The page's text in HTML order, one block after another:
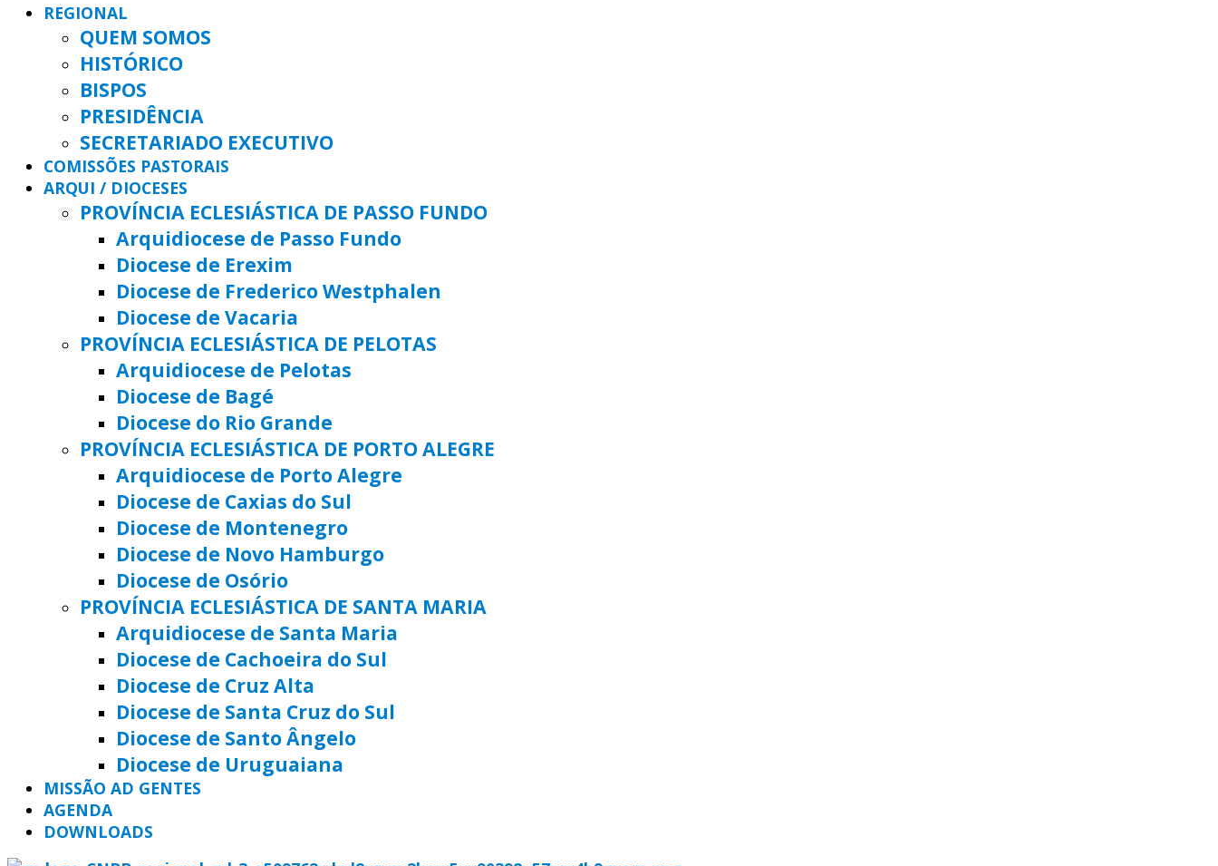
REGIONAL
QUEM SOMOS
HISTÓRICO
BISPOS
PRESIDÊNCIA
SECRETARIADO EXECUTIVO
COMISSÕES PASTORAIS
ARQUI / DIOCESES
PROVÍNCIA ECLESIÁSTICA DE PASSO FUNDO
Arquidiocese de Passo Fundo
Diocese de Erexim
Diocese de Frederico Westphalen
Diocese de Vacaria
PROVÍNCIA ECLESIÁSTICA DE PELOTAS
Arquidiocese de Pelotas
Diocese de Bagé
Diocese do Rio Grande
PROVÍNCIA ECLESIÁSTICA DE PORTO ALEGRE
Arquidiocese de Porto Alegre
Diocese de Caxias do Sul
Diocese de Montenegro
Diocese de Novo Hamburgo
Diocese de Osório
PROVÍNCIA ECLESIÁSTICA DE SANTA MARIA
Arquidiocese de Santa Maria
Diocese de Cachoeira do Sul
Diocese de Cruz Alta
Diocese de Santa Cruz do Sul
Diocese de Santo Ângelo
Diocese de Uruguaiana
MISSÃO AD GENTES
AGENDA
DOWNLOADS